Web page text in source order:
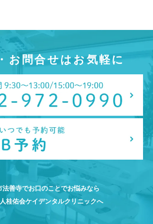
お問合せはお気軽に
法善寺でお口のことでお悩みなら
桂佑会ケイデンタルクリニックへ